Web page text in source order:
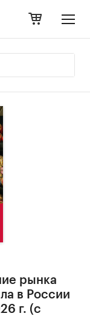
рынка
в России
г. (с